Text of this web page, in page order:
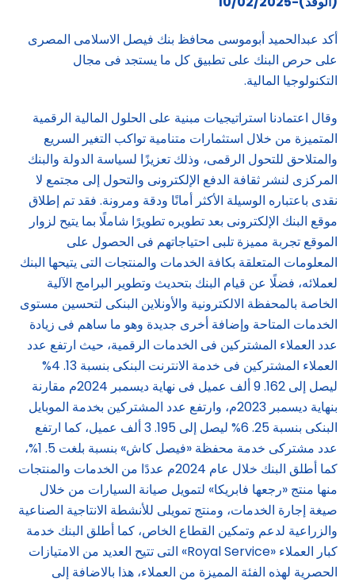
أكد عبدالحميد أبوموسى محافظ بنك فيصل الاسلامى المصرى
على حرص البنك على تطبيق كل ما يستجد فى مجال
التكنولوجيا المالية.
وقال اعتمادنا استراتيجيات مبنية على الحلول المالية الرقمية
المتميزة من خلال استثمارات متنامية تواكب التغير السريع
والمتلاحق للتحول الرقمى، وذلك تعزيزًا لسياسة الدولة والبنك
المركزى لنشر ثقافة الدفع الإلكترونى والتحول إلى مجتمع لا
نقدى باعتباره الوسيلة الأكثر أمانًا ودقة ومرونة. فقد تم إطلاق
موقع البنك الإلكترونى بعد تطويره تطويرًا شاملًا بما يتيح لزوار
الموقع تجربة مميزة تلبى احتياجاتهم فى الحصول على
المعلومات المتعلقة بكافة الخدمات والمنتجات التى يتيحها البنك
لعملائه، فضلًا عن قيام البنك بتحديث وتطوير البرامج الآلية
الخاصة بالمحفظة الالكترونية والأونلاين البنكى لتحسين مستوى
الخدمات المتاحة وإضافة أخرى جديدة وهو ما ساهم فى زيادة
عدد العملاء المشتركين فى الخدمات الرقمية، حيث ارتفع عدد
العملاء المشتركين فى خدمة الانترنت البنكى بنسبة 13. 4%
ليصل إلى 162. 9 ألف عميل فى نهاية ديسمبر 2024م مقارنة
بنهاية ديسمبر 2023م، وارتفع عدد المشتركين بخدمة الموبايل
البنكى بنسبة 25. 6% ليصل إلى 195. 3 ألف عميل، كما ارتفع
عدد مشتركى خدمة محفظة «فيصل كاش» بنسبة بلغت 5. 1%،
كما أطلق البنك خلال عام 2024م عددًا من الخدمات والمنتجات
منها منتج «رجعها فابريكا» لتمويل صيانة السيارات من خلال
صيغة إجارة الخدمات، ومنتج تمويلى للأنشطة الانتاجية الصناعية
والزراعية لدعم وتمكين القطاع الخاص، كما أطلق البنك خدمة
كبار العملاء «Royal Service» التى تتيح العديد من الامتيازات
الحصرية لهذه الفئة المميزة من العملاء، هذا بالاضافة إلى